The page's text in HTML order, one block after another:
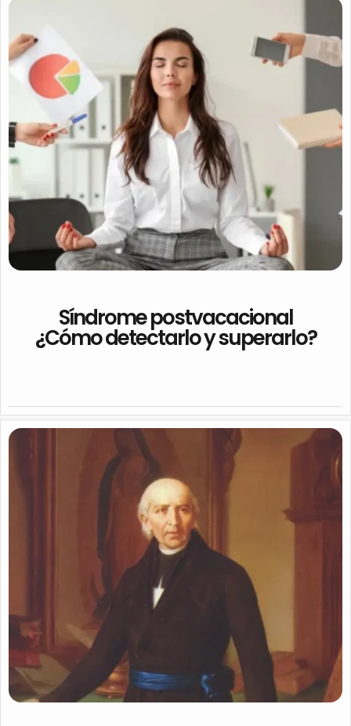
Síndrome postvacacional
¿Cómo detectarlo y superarlo?